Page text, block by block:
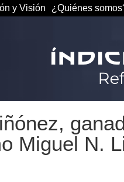
y Visión ¿Quiénes
Miguel N.